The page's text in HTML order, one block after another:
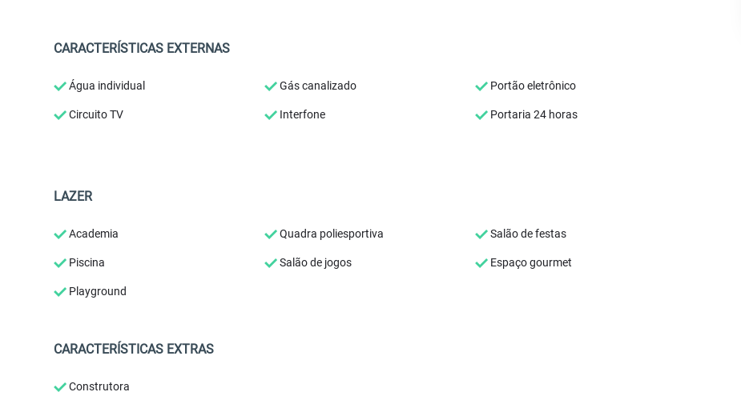
CARACTERÍSTICAS EXTERNAS
Água individual Gás canalizado Portão eletrônico
Circuito TV Interfone Portaria 24 horas
LAZER
Academia Quadra poliesportiva Salão de festas
Piscina Salão de jogos Espaço gourmet
Playground
CARACTERÍSTICAS EXTRAS
Construtora